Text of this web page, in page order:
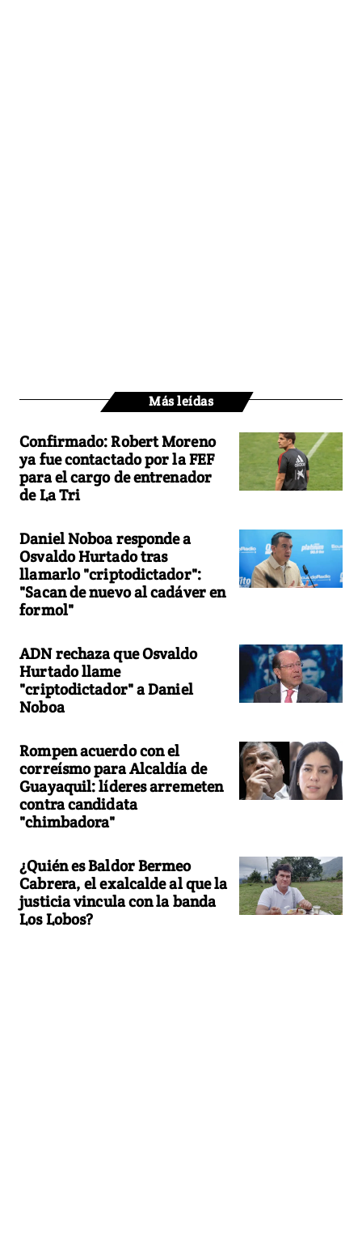
Más leídas
Confirmado: Robert Moreno
ya fue contactado por la FEF
para el cargo de entrenador
de La Tri
Daniel Noboa responde a
Osvaldo Hurtado tras
llamarlo "criptodictador":
"Sacan de nuevo al cadáver en
formol"
ADN rechaza que Osvaldo
Hurtado llame
"criptodictador" a Daniel
Noboa
Rompen acuerdo con el
correísmo para Alcaldía de
Guayaquil: líderes arremeten
contra candidata
"chimbadora"
¿Quién es Baldor Bermeo
Cabrera, el exalcalde al que la
justicia vincula con la banda
Los Lobos?